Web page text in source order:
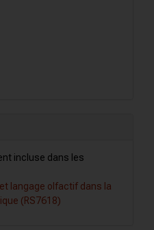
incluse dans les
langage olfactif dans la
(RS7618)